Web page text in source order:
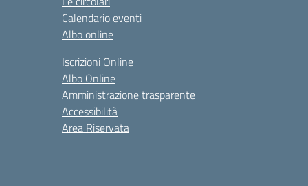
Calendario eventi
Albo online
Iscrizioni Online
Albo Online
Amministrazione trasparente
Accessibilità
Area Riservata